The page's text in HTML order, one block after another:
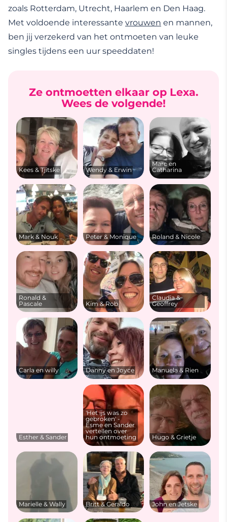
zoals Rotterdam, Utrecht, Haarlem en Den Haag.
Met voldoende interessante vrouwen en mannen,
ben jij verzekerd van het ontmoeten van leuke
singles tijdens een uur speeddaten!
Ze ontmoetten elkaar op Lexa.
Wees de volgende!
Kees & Tjitske Wendy & Erwin
Marc en
Catharina
Mark & Nouk Peter & Monique Roland & Nicole
Ronald &
Pascale
Kim & Rob
Claudia &
Geoffrey
Carla en willy Danny en Joyce Manuela & Rien
Esther & Sander
'Het ijs was zo
gebroken' -
Esme en Sander
vertellen over
hun ontmoeting
Hugo & Grietje
Marielle & Wally Britt & Geraldo John en Jetske